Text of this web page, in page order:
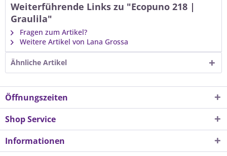
Weiterführende Links zu "Ecopuno 218 |
Graulila"
Fragen zum Artikel?
Weitere Artikel von Lana Grossa
Ähnliche Artikel
Öffnungszeiten
Shop Service
Informationen